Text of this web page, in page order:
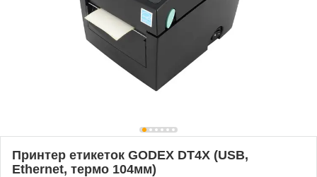
Принтер етикеток GODEX DT4X (USB,
Ethernet, термо 104мм)